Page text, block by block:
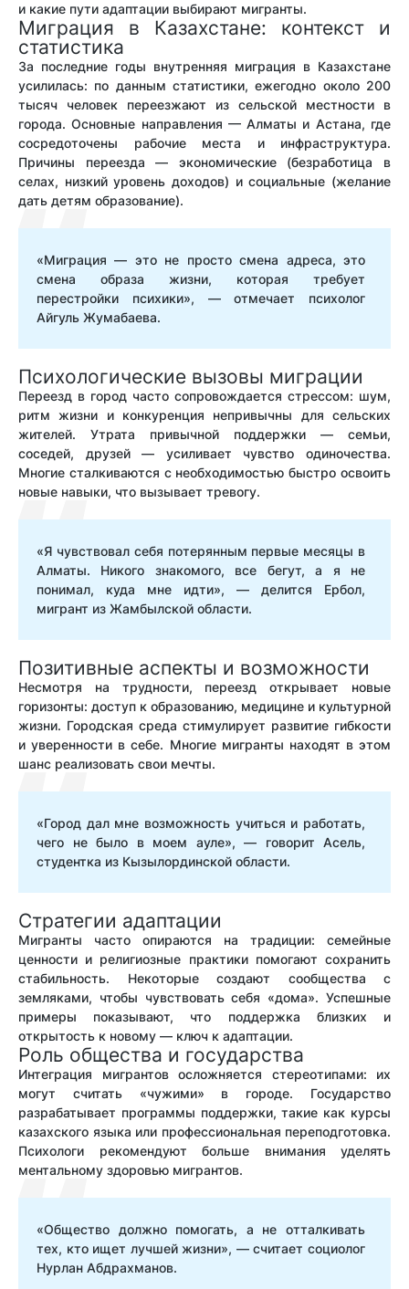
и какие пути адаптации выбирают мигранты.
Миграция в Казахстане: контекст и
статистика
За последние годы внутренняя миграция в Казахстане
усилилась: по данным статистики, ежегодно около 200
тысяч человек переезжают из сельской местности в
города. Основные направления — Алматы и Астана, где
сосредоточены рабочие места и инфраструктура.
Причины переезда — экономические (безработица в
селах, низкий уровень доходов) и социальные (желание
дать детям образование).
«Миграция — это не просто смена адреса, это
смена образа жизни, которая требует
перестройки психики», — отмечает психолог
Айгуль Жумабаева.
Психологические вызовы миграции
Переезд в город часто сопровождается стрессом: шум,
ритм жизни и конкуренция непривычны для сельских
жителей. Утрата привычной поддержки — семьи,
соседей, друзей — усиливает чувство одиночества.
Многие сталкиваются с необходимостью быстро освоить
новые навыки, что вызывает тревогу.
«Я чувствовал себя потерянным первые месяцы в
Алматы. Никого знакомого, все бегут, а я не
понимал, куда мне идти», — делится Ербол,
мигрант из Жамбылской области.
Позитивные аспекты и возможности
Несмотря на трудности, переезд открывает новые
горизонты: доступ к образованию, медицине и культурной
жизни. Городская среда стимулирует развитие гибкости
и уверенности в себе. Многие мигранты находят в этом
шанс реализовать свои мечты.
«Город дал мне возможность учиться и работать,
чего не было в моем ауле», — говорит Асель,
студентка из Кызылординской области.
Стратегии адаптации
Мигранты часто опираются на традиции: семейные
ценности и религиозные практики помогают сохранить
стабильность. Некоторые создают сообщества с
земляками, чтобы чувствовать себя «дома». Успешные
примеры показывают, что поддержка близких и
открытость к новому — ключ к адаптации.
Роль общества и государства
Интеграция мигрантов осложняется стереотипами: их
могут считать «чужими» в городе. Государство
разрабатывает программы поддержки, такие как курсы
казахского языка или профессиональная переподготовка.
Психологи рекомендуют больше внимания уделять
ментальному здоровью мигрантов.
«Общество должно помогать, а не отталкивать
тех, кто ищет лучшей жизни», — считает социолог
Нурлан Абдрахманов.